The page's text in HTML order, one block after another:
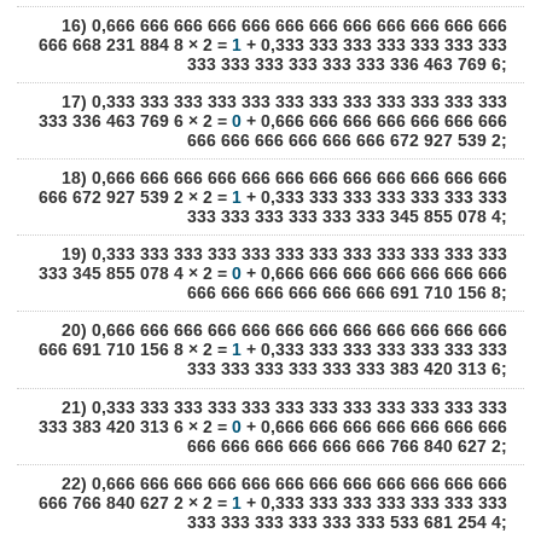
16) 0,666 666 666 666 666 666 666 666 666 666 666 666
666 668 231 884 8 × 2 = 1+ 0,333 333 333 333 333 333 333
333 333 333 333 333 333 336 463 769 6;
17) 0,333 333 333 333 333 333 333 333 333 333 333 333
333 336 463 769 6 × 2 = 0+ 0,666 666 666 666 666 666 666
666 666 666 666 666 666 672 927 539 2;
18) 0,666 666 666 666 666 666 666 666 666 666 666 666
666 672 927 539 2 × 2 = 1+ 0,333 333 333 333 333 333 333
333 333 333 333 333 333 345 855 078 4;
19) 0,333 333 333 333 333 333 333 333 333 333 333 333
333 345 855 078 4 × 2 = 0+ 0,666 666 666 666 666 666 666
666 666 666 666 666 666 691 710 156 8;
20) 0,666 666 666 666 666 666 666 666 666 666 666 666
666 691 710 156 8 × 2 = 1+ 0,333 333 333 333 333 333 333
333 333 333 333 333 333 383 420 313 6;
21) 0,333 333 333 333 333 333 333 333 333 333 333 333
333 383 420 313 6 × 2 = 0+ 0,666 666 666 666 666 666 666
666 666 666 666 666 666 766 840 627 2;
22) 0,666 666 666 666 666 666 666 666 666 666 666 666
666 766 840 627 2 × 2 = 1+ 0,333 333 333 333 333 333 333
333 333 333 333 333 333 533 681 254 4;